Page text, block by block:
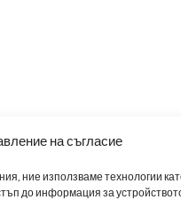
на съгласие
ние използваме технологии
до информация за